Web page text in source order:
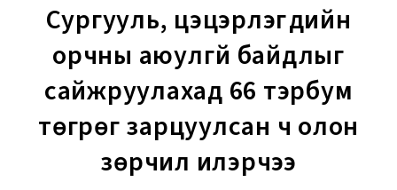
Сургууль, цэцэрлэгүүдийн
орчны аюулгүй байдлыг
сайжруулахад 66 тэрбум
төгрөг зарцуулсан ч олон
зөрчил илэрчээ